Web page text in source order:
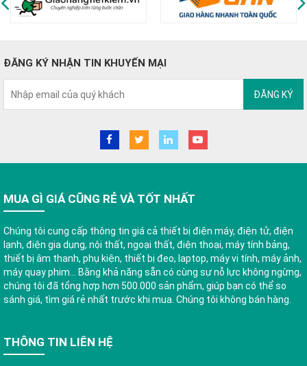
ĐĂNG KÝ NHẬN TIN KHUYẾN MẠI
ĐĂNG KÝ
MUA GÌ GIÁ CŨNG RẺ VÀ TỐT NHẤT
Chúng tôi cung cấp thông tin giá cả thiết bị điện máy, điện tử, điện
lạnh, điện gia dụng, nội thất, ngoại thất, điện thoại, máy tính bảng,
thiết bị âm thanh, phụ kiện, thiết bị đeo, laptop, máy vi tính, máy ảnh,
máy quay phim... Bằng khả năng sẵn có cùng sự nỗ lực không ngừng,
chúng tôi đã tổng hợp hơn 500.000 sản phẩm, giúp bạn có thể so
sánh giá, tìm giá rẻ nhất trước khi mua. Chúng tôi không bán hàng.
THÔNG TIN LIÊN HỆ